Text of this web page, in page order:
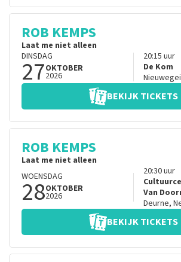
ROB KEMPS
Laat me niet alleen
DINSDAG
27OKTOBER
2026
20:15 uur
De Kom
BEKIJK TICKETS
ROB KEMPS
Laat me niet alleen
WOENSDAG
28OKTOBER
2026
20:30uur
Van
Deurne,
BEKIJK TICKETS